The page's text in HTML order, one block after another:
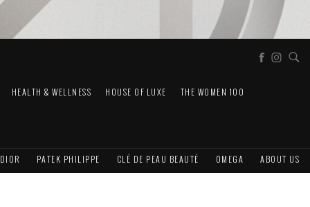
HEALTH & WELLNESS HOUSE OF LUXE THE WOMEN 100
DIOR PATEK PHILIPPE CLÉ DE PEAU BEAUTÉ OMEGA ABOUT US